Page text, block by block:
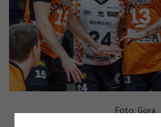
Foto: Gora